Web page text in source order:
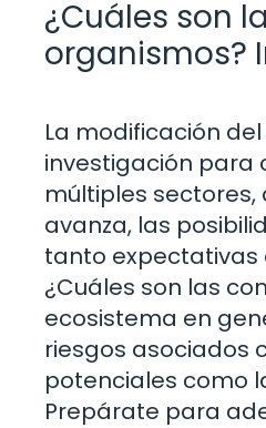
¿Cuáles son
organismos?
La modificación
investigación para
múltiples
avanza, las
tanto expectativas
¿Cuáles son las
ecosistema en
riesgos asociados
potenciales como
Prepárate para